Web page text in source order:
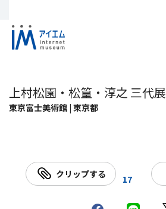
上村松園・松篁・淳之 三代展
東京富士美術館 | 東京都
クリップする 17